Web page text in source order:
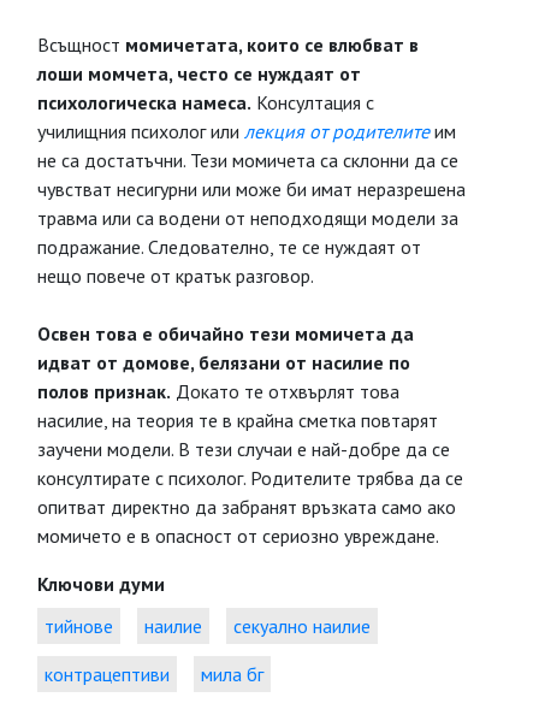
Всъщност момичетата, които се влюбват в
лоши момчета, често се нуждаят от
психологическа намеса. Консултация с
училищния психолог или лекция от родителитеим
не са достатъчни. Тези момичета са склонни да се
чувстват несигурни или може би имат неразрешена
травма или са водени от неподходящи модели за
подражание. Следователно, те се нуждаят от
нещо повече от кратък разговор.
Освен това е обичайно тези момичета да
идват от домове, белязани от насилие по
полов признак. Докато те отхвърлят това
насилие, на теория те в крайна сметка повтарят
заучени модели. В тези случаи е най-добре да се
консултирате с психолог. Родителите трябва да се
опитват директно да забранят връзката само ако
момичето е в опасност от сериозно увреждане.
Ключови думи
тийнове
наилие
секуално наилие
контрацептиви
мила бг